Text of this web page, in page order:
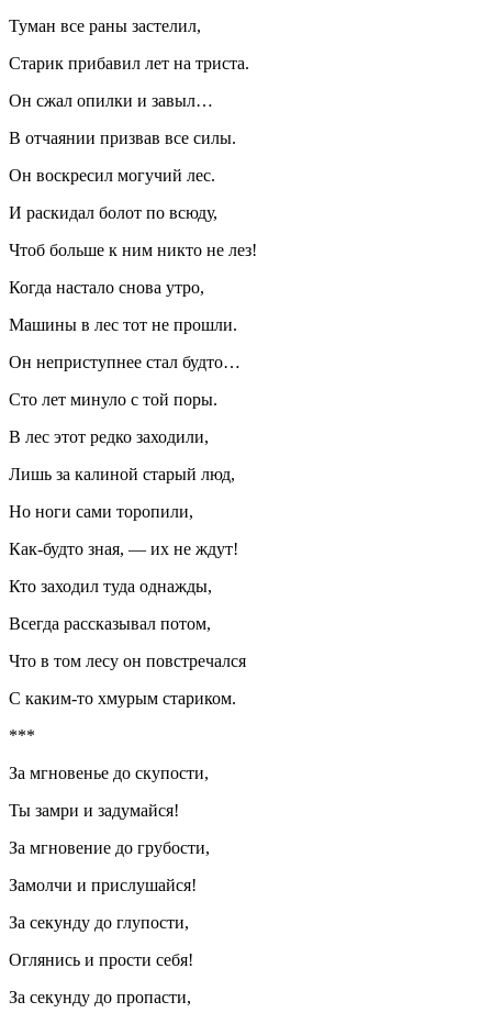
Туман все раны застелил,
Старик прибавил лет на триста.
Он сжал опилки и завыл…
В отчаянии призвав все силы.
Он воскресил могучий лес.
И раскидал болот по всюду,
Чтоб больше к ним никто не лез!
Когда настало снова утро,
Машины в лес тот не прошли.
Он неприступнее стал будто…
Сто лет минуло с той поры.
В лес этот редко заходили,
Лишь за калиной старый люд,
Но ноги сами торопили,
Как-будто зная, — их не ждут!
Кто заходил туда однажды,
Всегда рассказывал потом,
Что в том лесу он повстречался
С каким-то хмурым стариком.
***
За мгновенье до скупости,
Ты замри и задумайся!
За мгновение до грубости,
Замолчи и прислушайся!
За секунду до глупости,
Оглянись и прости себя!
За секунду до пропасти,